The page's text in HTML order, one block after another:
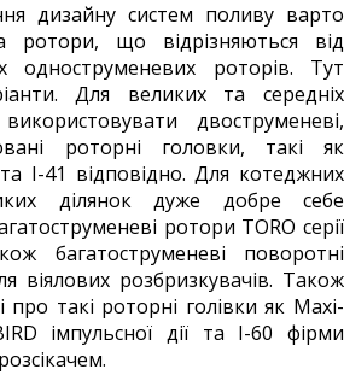
дизайну систем поливу варто
ротори, що відрізняються від
одноструменевих роторів. Тут
Для великих та середніх
двоструменеві,
роторні головки, такі як
I-41 відповідно. Для котеджних
ділянок дуже добре себе
ротори TORO серії
багатоструменеві поворотні
віялових розбризкувачів. Також
про такі роторні голівки як Maxi-
імпульсної дії та I-60 фірми